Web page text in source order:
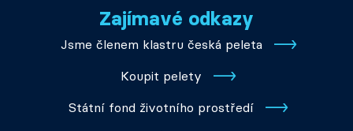
Zajímavé odkazy
Jsme členem klastru česká peleta
Koupit pelety
Státní fond životního prostředí